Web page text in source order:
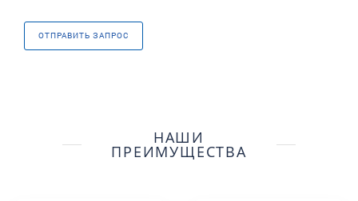
ОТПРАВИТЬ ЗАПРОС
НАШИ
ПРЕИМУЩЕСТВА